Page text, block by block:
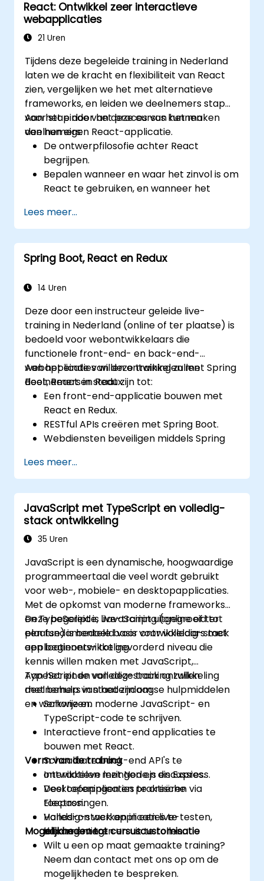
en incrementele statische generatie
optimaliseren.
Next.js inzetten als backendsysteem met
Toestandsbeheer realiseren door gebruik
van React Context, Redux en atomic
state-bibliotheken zoals Zustand.
De prestaties van applicaties verbeteren
zodat ze voldoen aan de eisen van Web
Core Vitals.
Efficient testen, monitoren en deployen
van Next.js-applicaties uitvoeren.
React: Ontwikkel zeer interactieve
webapplicaties
21 Uren
Tijdens deze begeleide training in Nederland
laten we de kracht en flexibiliteit van React
zien, vergelijken we het met alternatieve
frameworks, en leiden we deelnemers stap
voor stap door het proces van het maken
van hun eigen React-applicatie.
Aan het einde van deze cursus kunnen
deelnemers:
De ontwerpfilosofie achter React
begrijpen.
Bepalen wanneer en waar het zinvol is om
React te gebruiken, en wanneer het
MVC-model.
De kernconcepten van React zoals
componenten, props, state en de
levenscyclus begrijpen.
Webpack en JSX implementeren.
testen en implementeren.
Lees meer...
Spring Boot, React en Redux
14 Uren
Deze door een instructeur geleide live-
training in Nederland (online of ter plaatse) is
bedoeld voor webontwikkelaars die
functionele front-end- en back-end-
webapplicaties willen ontwikkelen met Spring
Boot, React en Redux.
Aan het einde van deze training zullen
deelnemers in staat zijn tot:
Een front-end-applicatie bouwen met
React en Redux.
RESTful APIs creëren met Spring Boot.
Webdiensten beveiligen middels Spring
Lees meer...
JavaScript met TypeScript en volledig-
stack ontwikkeling
35 Uren
JavaScript is een dynamische, hoogwaardige
programmeertaal die veel wordt gebruikt
voor web-, mobiele- en desktopapplicaties.
Met de opkomst van moderne frameworks
en TypeScript is JavaScript uitgegroeid tot
een fundamentele basis voor volledig-stack
applicatieontwikkeling.
Deze begeleide, live-training (online of ter
plaatse) is bedoeld voor ontwikkelaars met
een beginners- tot gevorderd niveau die
kennis willen maken met JavaScript,
TypeScript en volledig-stack ontwikkeling
met behulp van hedendaagse hulpmiddelen
en werkwijzen.
Aan het einde van deze training zullen
deelnemers in staat zijn om:
Schone en moderne JavaScript- en
TypeScript-code te schrijven.
Interactieve front-end applicaties te
bouwen met React.
Schaalbare back-end API's te
ontwikkelen met Node.js en Express.
Desktopapplicaties te creëren via
Electron.
Volledig-stack applicaties te testen,
documenteren en uit te rollen.
Vorm van de training
Interactieve lezingen en discussies.
Veel oefeningen en praktische
toepassingen.
Hands-on werken in een live-
labomgeving.
Mogelijkheden tot cursuscustomisatie
Wilt u een op maat gemaakte training?
Neem dan contact met ons op om de
mogelijkheden te bespreken.